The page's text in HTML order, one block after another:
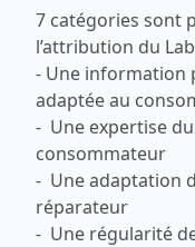
7 catégories sont
l’attribution du
- Une information
adaptée au
- Une expertise
consommateur
- Une adaptation
réparateur
- Une régularité